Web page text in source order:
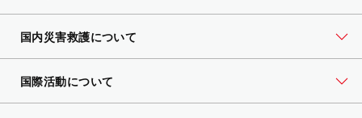
国内災害救護について
国際活動について